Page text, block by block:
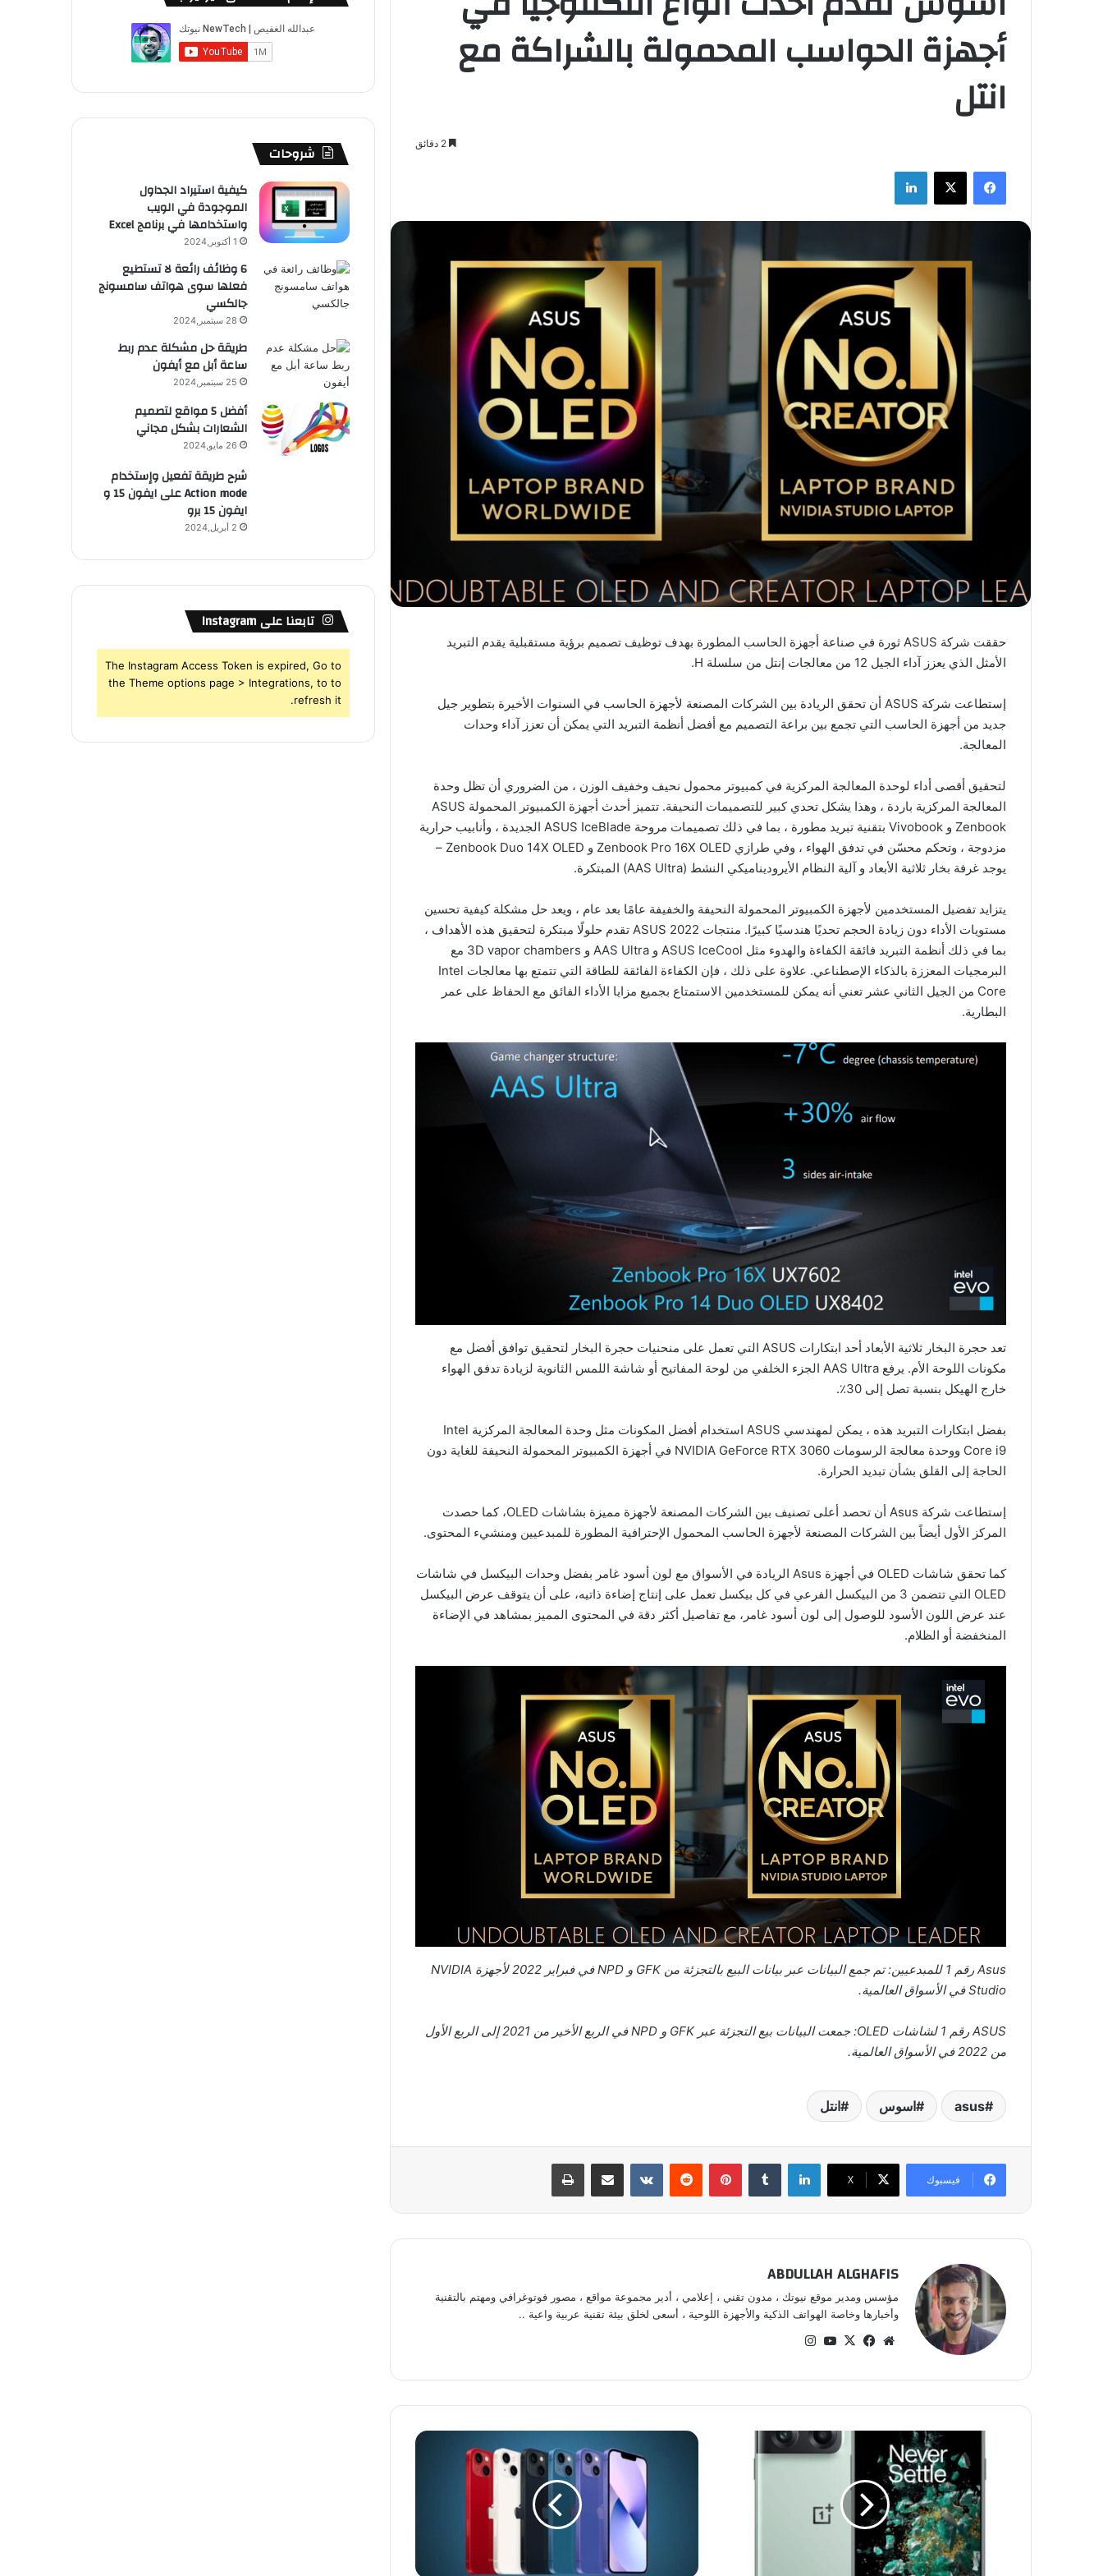
أجهزة الحواسب المحمولة بالشراكة مع
انتل
فيسبوك ‫X لينكدإن
حققت شركة ASUS ثورة في صناعة أجهزة الحاسب المطورة بهدف توظيف تصميم برؤية مستقبلية يقدم التبريد
الأمثل الذي يعزز آداء الجيل 12 من معالجات إنتل من سلسلة H.
إستطاعت شركة ASUS أن تحقق الريادة بين الشركات المصنعة لأجهزة الحاسب في السنوات الأخيرة بتطوير جيل
جديد من أجهزة الحاسب التي تجمع بين براعة التصميم مع أفضل أنظمة التبريد التي يمكن أن تعزز آداء وحدات
المعالجة.
لتحقيق أقصى أداء لوحدة المعالجة المركزية في كمبيوتر محمول نحيف وخفيف الوزن ، من الضروري أن تظل وحدة
المعالجة المركزية باردة ، وهذا يشكل تحدي كبير للتصميمات النحيفة. تتميز أحدث أجهزة الكمبيوتر المحمولة ASUS
Zenbook و Vivobook بتقنية تبريد مطورة ، بما في ذلك تصميمات مروحة ASUS IceBlade الجديدة ، وأنابيب حرارية
مزدوجة ، وتحكم محسّن في تدفق الهواء ، وفي طرازي Zenbook Pro 16X OLED و Zenbook Duo 14X OLED –
يوجد غرفة بخار ثلاثية الأبعاد و آلية النظام الأيروديناميكي النشط (AAS Ultra) المبتكرة.
يتزايد تفضيل المستخدمين لأجهزة الكمبيوتر المحمولة النحيفة والخفيفة عامًا بعد عام ، ويعد حل مشكلة كيفية تحسين
مستويات الأداء دون زيادة الحجم تحديًا هندسيًا كبيرًا. منتجات ASUS 2022 تقدم حلولًا مبتكرة لتحقيق هذه الأهداف ،
بما في ذلك أنظمة التبريد فائقة الكفاءة والهدوء مثل ASUS IceCool و AAS Ultra و 3D vapor chambers مع
البرمجيات المعززة بالذكاء الإصطناعي. علاوة على ذلك ، فإن الكفاءة الفائقة للطاقة التي تتمتع بها معالجات Intel
Core من الجيل الثاني عشر تعني أنه يمكن للمستخدمين الاستمتاع بجميع مزايا الأداء الفائق مع الحفاظ على عمر
البطارية.
تعد حجرة البخار ثلاثية الأبعاد أحد ابتكارات ASUS التي تعمل على منحنيات حجرة البخار لتحقيق توافق أفضل مع
مكونات اللوحة الأم. يرفع AAS Ultra الجزء الخلفي من لوحة المفاتيح أو شاشة اللمس الثانوية لزيادة تدفق الهواء
خارج الهيكل بنسبة تصل إلى 30٪.
بفضل ابتكارات التبريد هذه ، يمكن لمهندسي ASUS استخدام أفضل المكونات مثل وحدة المعالجة المركزية Intel
Core i9 ووحدة معالجة الرسومات NVIDIA GeForce RTX 3060 في أجهزة الكمبيوتر المحمولة النحيفة للغاية دون
الحاجة إلى القلق بشأن تبديد الحرارة.
إستطاعت شركة Asus أن تحصد أعلى تصنيف بين الشركات المصنعة لأجهزة مميزة بشاشات OLED، كما حصدت
المركز الأول أيضاً بين الشركات المصنعة لأجهزة الحاسب المحمول الإحترافية المطورة للمبدعيين ومنشيء المحتوى.
كما تحقق شاشات OLED في أجهزة Asus الريادة في الأسواق مع لون أسود غامر بفضل وحدات البيكسل في شاشات
OLED التي تتضمن 3 من البيكسل الفرعي في كل بيكسل تعمل على إنتاج إضاءة ذاتيه، على أن يتوقف عرض البيكسل
عند عرض اللون الأسود للوصول إلى لون أسود غامر، مع تفاصيل أكثر دقة في المحتوى المميز بمشاهد في الإضاءة
المنخفضة أو الظلام.
Asus رقم 1 للمبدعيين: تم جمع البيانات عبر بيانات البيع بالتجزئة من GFK و NPDفي فبراير 2022 لأجهزة
NVIDIA
Studioفي الأسواق العالمية.
ASUS رقم 1 لشاشات OLED: جمعت البيانات بيع التجزئة عبرGFK و NPD
في الربع الأخير من 2021 إلى الربع الأول
من 2022 في الأسواق العالمية.
asus اسوس انتل
فيسبوك ‫X
لينكدإن بينتيريست مشاركة عبر البريد طباعة
ABDULLAH ALGHAFIS
مؤسس ومدير موقع نيوتك ، مدون تقني ، إعلامي ، أدير مجموعة مواقع ، مصور فوتوغرافي ومهتم بالتقنية
وأخبارها وخاصة الهواتف الذكية والأجهزة اللوحية ، أسعى لخلق بيئة تقنية عربية واعية ..
موقعفيسبوك
‫X
‫YouTube
OnePlus
أبل
شروحات
كيفية استيراد الجداول
الموجودة في الويب
واستخدامها في برنامج Excel
1 أكتوبر,2024
6 وظائف رائعة لا تستطيع
فعلها سوى هواتف سامسونج
جالكسي
28 سبتمبر,2024
طريقة حل مشكلة عدم ربط
ساعة أبل مع أيفون
25 سبتمبر,2024
أفضل 5 مواقع لتصميم
الشعارات بشكل مجاني
26 مايو,2024
شرح طريقة تفعيل وإستخدام
Action mode على ايفون 15 و
ايفون 15 برو
2 أبريل,2024
تابعنا على Instagram
The Instagram Access Token is expired, Go to
the Theme options page > Integrations, to to
refresh it.